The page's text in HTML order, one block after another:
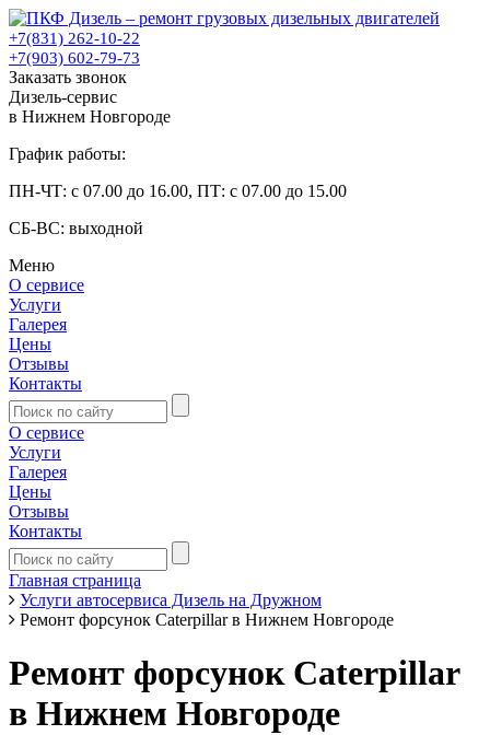
+7(831) 262-10-22
+7(903) 602-79-73
Заказать звонок
Дизель-сервис
в Нижнем Новгороде
График работы:
ПН-ЧТ: с 07.00 до 16.00, ПТ: с 07.00 до 15.00
СБ-ВС: выходной
Меню
О сервисе
Услуги
Галерея
Цены
Отзывы
Контакты
О сервисе
Услуги
Галерея
Цены
Отзывы
Контакты
Главная страница
Услуги автосервиса Дизель на Дружном
Ремонт форсунок Caterpillar в Нижнем Новгороде
Ремонт форсунок Caterpillar
в Нижнем Новгороде